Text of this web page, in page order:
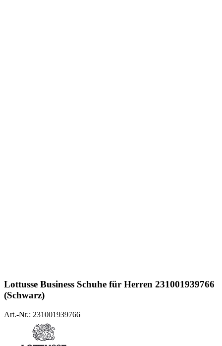
Lottusse Business Schuhe für Herren 231001939766
(Schwarz)
Art.-Nr.: 231001939766